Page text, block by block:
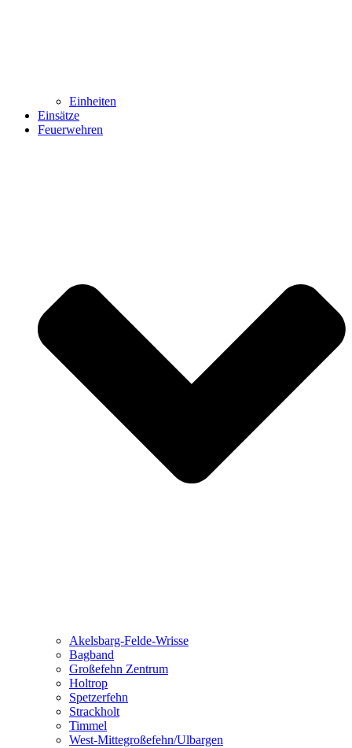
Einheiten
Einsätze
Feuerwehren
Akelsbarg-Felde-Wrisse
Bagband
Großefehn Zentrum
Holtrop
Spetzerfehn
Strackholt
Timmel
West-Mittegroßefehn/Ulbargen